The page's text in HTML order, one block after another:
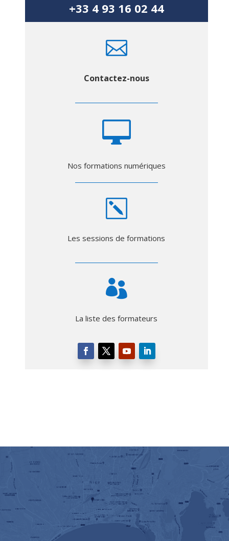
+33 4 93 16 02 44

Contactez-nous

Nos formations numériques
k
Les sessions de formations

La liste des formateurs